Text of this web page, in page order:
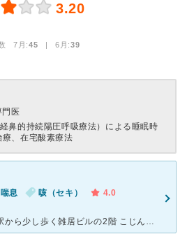
3.20
7月:45 | 6月:39
医
鼻的持続陽圧呼吸療法）による睡眠時
、在宅酸素療法
息 咳（セキ）
4.0
喘息で複数回通院 新開地駅から少し歩く雑居ビルの2階 こじんまりとしており、院内も新しくないが、 喘息の吸入薬の説明をして頂き、この吸入薬は最新、こちらは最新の一つ前など、効き目や価格などでどれ